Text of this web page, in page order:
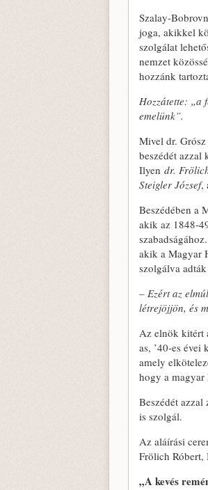
Szalay-
joga, akikkel
szolgálat
nemzet
hozzánk
Hozzátette: „a
emelünk”.
Mivel dr.
beszédét azzal
Ilyen dr.
Steigler József,
Beszédében a
akik az 1848-
akik a Magyar
szolgálva
– Ezért az
létrejöjjön, és
Az elnök kitért
as, ’40-es
amely
hogy a
Beszédét
is szolgál.
Az aláírási
Frölich Róbert,
„A kevés